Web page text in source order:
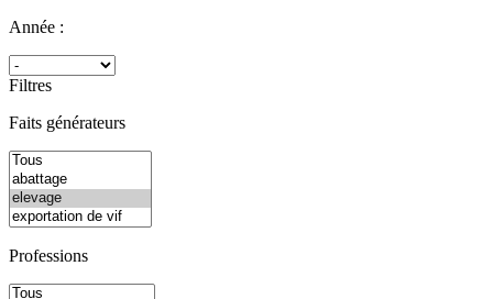
Année :
Filtres
Faits générateurs
Professions